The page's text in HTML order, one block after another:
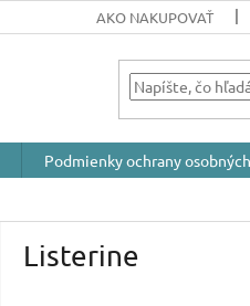
AKO NAKUPOVAŤ
Podmienky ochrany
Listerine